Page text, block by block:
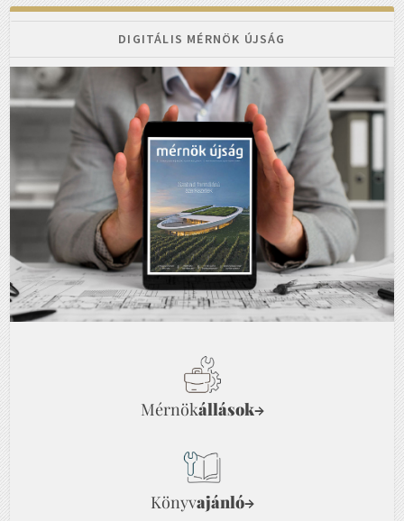
DIGITÁLIS MÉRNÖK ÚJSÁG
Mérnökállások→
Könyvajánló→